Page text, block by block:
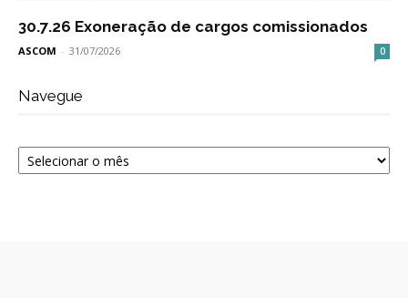
30.7.26 Exoneração de cargos comissionados
ASCOM - 31/07/2026 0
Navegue
Navegue